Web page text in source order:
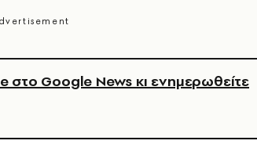
στο Google News κι ενημερωθείτε